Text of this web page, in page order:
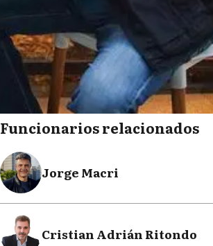
Funcionarios relacionados
Jorge Macri
Cristian Adrián Ritondo